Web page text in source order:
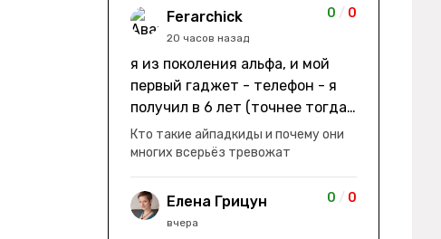
сексом ради удовольствия, а
не для зачатия" - героиня уже
ее побега из общины. не в
первый раз замечаю такие
косяки. с ИИ пишете? :)
Ferarchick
20 часов назад
0 / 0
я из поколения альфа, и мой
первый гаджет - телефон - я
получил в 6 лет (точнее тогда
мне уже было почти 7), потом
его отобрали и я просто
смотрел телик, потом мне
подарили ноутбук, который у
меня до сих пор. ну а в этом
Кто такие айпадкиды и почему они
многих всерьёз тревожат
Елена Грицун
вчера
0 / 0